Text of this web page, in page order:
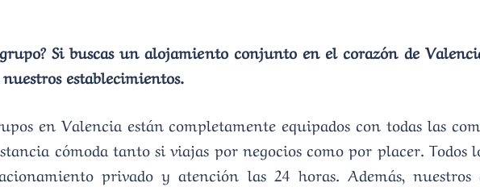
Si buscas un alojamiento conjunto en el corazón de
establecimientos.
en Valencia están completamente equipados con todas las
cómoda tanto si viajas por negocios como por placer. Todos
privado y atención las 24 horas. Además, nuestros